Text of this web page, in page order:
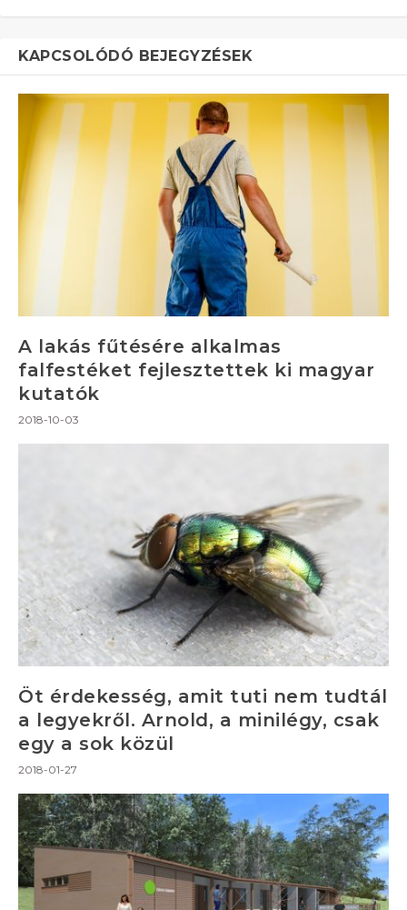
KAPCSOLÓDÓ BEJEGYZÉSEK
A lakás fűtésére alkalmas
falfestéket fejlesztettek ki magyar
kutatók
2018-10-03
Öt érdekesség, amit tuti nem tudtál
a legyekről. Arnold, a minilégy, csak
egy a sok közül
2018-01-27